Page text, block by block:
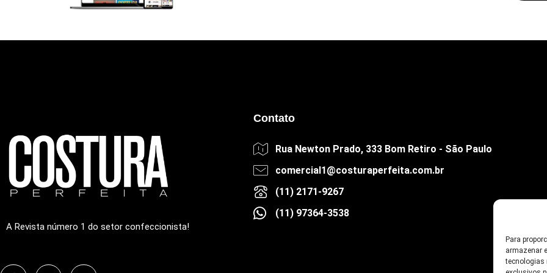
Para
armazenar
tecnologias
A Revista número 1 do setor confeccionista!
Contato
Rua Newton Prado, 333 Bom Retiro - São Paulo
comercial1@costuraperfeita.com.br
(11) 2171-9267
(11) 97364-3538